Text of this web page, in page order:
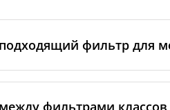
фильтр для
на самом устройстве или в
фильтрами классов